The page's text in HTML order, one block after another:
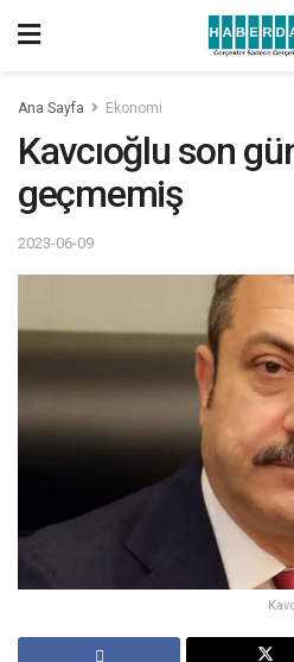
Ana Sayfa Ekonomi
Kavcıoğlu son
geçmemiş
2023-06-09